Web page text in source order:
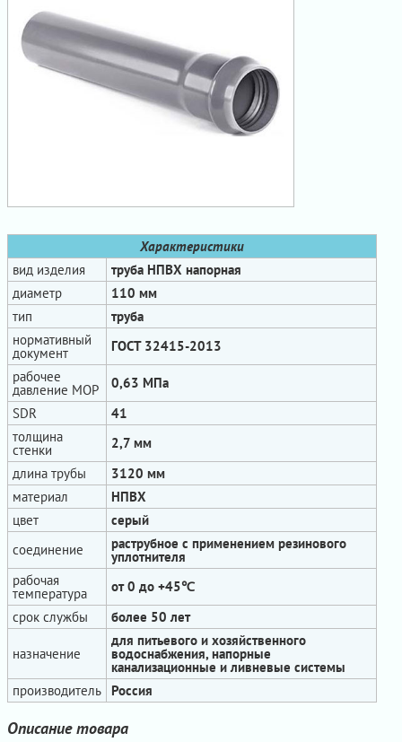
Характеристики
вид изделия
труба НПВХ напорная
диаметр
110 мм
тип
труба
нормативный
документ
ГОСТ 32415-2013
рабочее
давление МОР
0,63 МПа
SDR
41
толщина
стенки
2,7 мм
длина трубы
3120 мм
материал
НПВХ
цвет
серый
соединение
раструбное с применением резинового
уплотнителя
рабочая
температура
от 0 до +45℃
срок службы
более 50 лет
назначение
для питьевого и хозяйственного
водоснабжения, напорные
канализационные и ливневые системы
производитель
Россия
Описание товара